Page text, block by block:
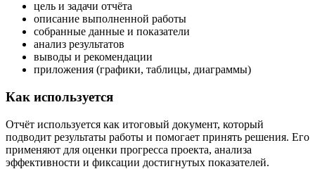
цель и задачи отчёта
описание выполненной работы
собранные данные и показатели
анализ результатов
выводы и рекомендации
приложения (графики, таблицы, диаграммы)
Как используется
Отчёт используется как итоговый документ, который
подводит результаты работы и помогает принять решения. Его
применяют для оценки прогресса проекта, анализа
эффективности и фиксации достигнутых показателей.